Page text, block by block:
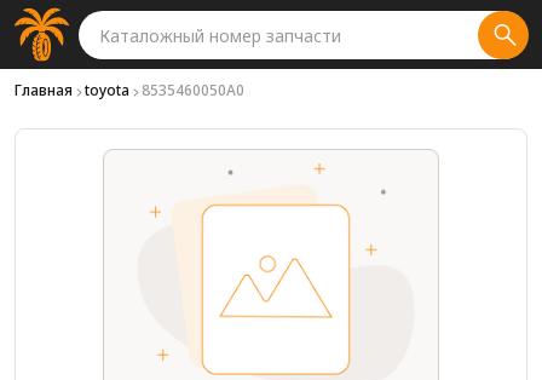
Главная toyota 8535460050A0